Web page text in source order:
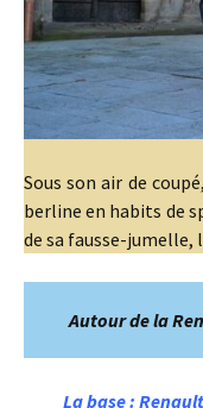
Sous son air de
berline en habits de
de sa fausse-
Autour de la
La base :